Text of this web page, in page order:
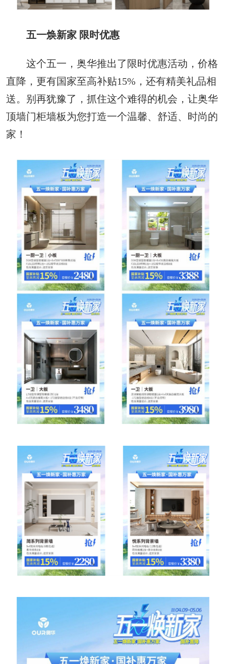
五一焕新家 限时优惠
这个五一，奥华推出了限时优惠活动，价格
直降，更有国家至高补贴15%，还有精美礼品相
送。别再犹豫了，抓住这个难得的机会，让奥华
顶墙门柜墙板为您打造一个温馨、舒适、时尚的
家！